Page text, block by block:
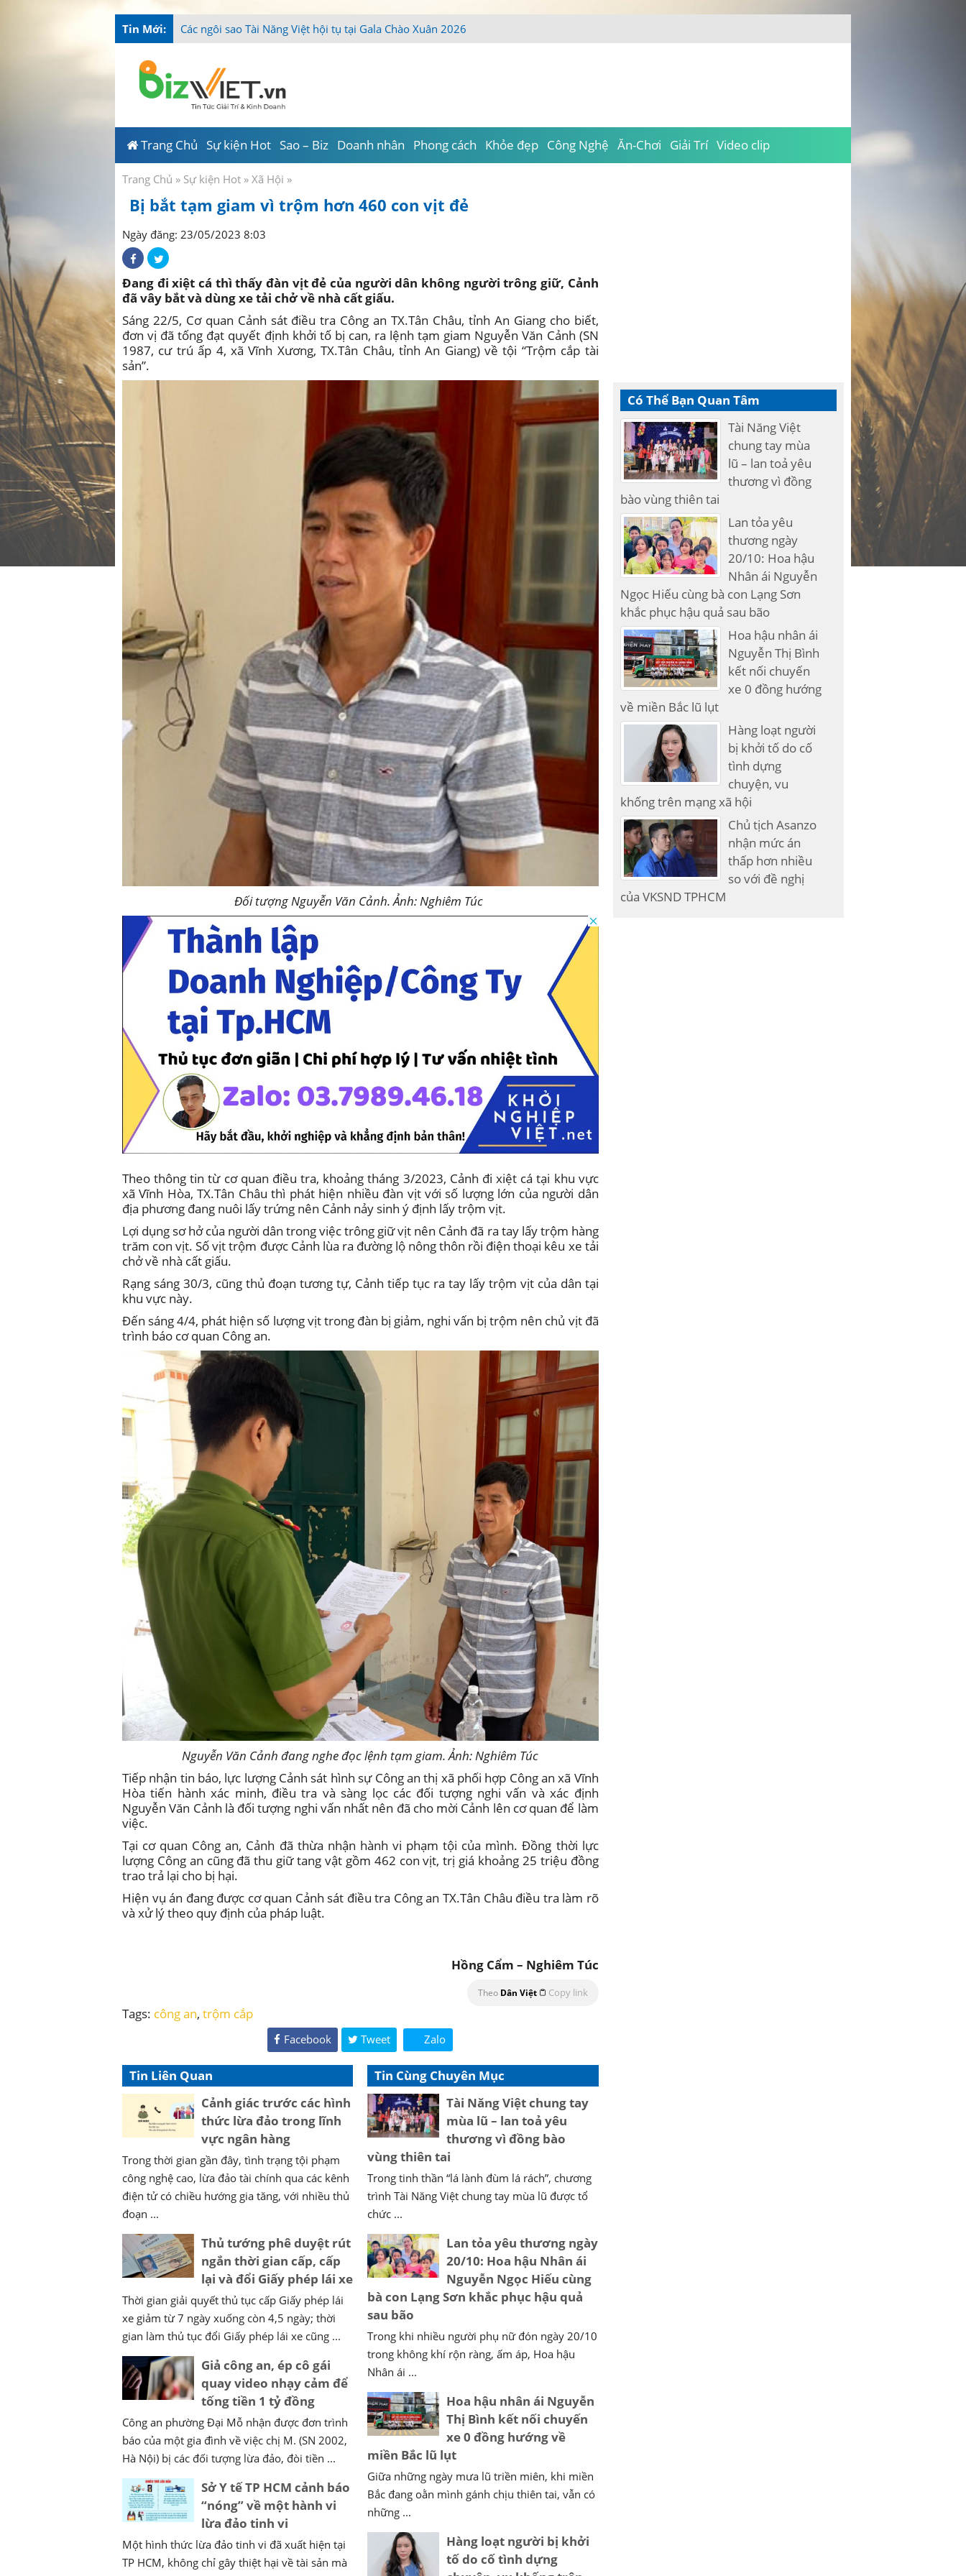
Tin Mới: Tài Năng -
Trang Chủ Sự kiện Hot Sao – Biz Doanh nhân Phong cách Khỏe đẹp Công Nghệ Ăn-Chơi Giải Trí Video clip
Trang Chủ » Sự kiện Hot » Xã Hội »
Bị bắt tạm giam vì trộm hơn 460 con vịt đẻ
Ngày đăng: 23/05/2023 8:03
Đang đi xiệt cá thì thấy đàn vịt đẻ của người dân không người trông giữ, Cảnh
đã vây bắt và dùng xe tải chở về nhà cất giấu.
Sáng 22/5, Cơ quan Cảnh sát điều tra Công an TX.Tân Châu, tỉnh An Giang cho biết,
đơn vị đã tống đạt quyết định khởi tố bị can, ra lệnh tạm giam Nguyễn Văn Cảnh (SN
1987, cư trú ấp 4, xã Vĩnh Xương, TX.Tân Châu, tỉnh An Giang) về tội “Trộm cắp tài
sản”.
Đối tượng Nguyễn Văn Cảnh. Ảnh: Nghiêm Túc
Theo thông tin từ cơ quan điều tra, khoảng tháng 3/2023, Cảnh đi xiệt cá tại khu vực
xã Vĩnh Hòa, TX.Tân Châu thì phát hiện nhiều đàn vịt với số lượng lớn của người dân
địa phương đang nuôi lấy trứng nên Cảnh nảy sinh ý định lấy trộm vịt.
Lợi dụng sơ hở của người dân trong việc trông giữ vịt nên Cảnh đã ra tay lấy trộm hàng
trăm con vịt. Số vịt trộm được Cảnh lùa ra đường lộ nông thôn rồi điện thoại kêu xe tải
chở về nhà cất giấu.
Rạng sáng 30/3, cũng thủ đoạn tương tự, Cảnh tiếp tục ra tay lấy trộm vịt của dân tại
khu vực này.
Đến sáng 4/4, phát hiện số lượng vịt trong đàn bị giảm, nghi vấn bị trộm nên chủ vịt đã
trình báo cơ quan Công an.
Nguyễn Văn Cảnh đang nghe đọc lệnh tạm giam. Ảnh: Nghiêm Túc
Tiếp nhận tin báo, lực lượng Cảnh sát hình sự Công an thị xã phối hợp Công an xã Vĩnh
Hòa tiến hành xác minh, điều tra và sàng lọc các đối tượng nghi vấn và xác định
Nguyễn Văn Cảnh là đối tượng nghi vấn nhất nên đã cho mời Cảnh lên cơ quan để làm
việc.
Tại cơ quan Công an, Cảnh đã thừa nhận hành vi phạm tội của mình. Đồng thời lực
lượng Công an cũng đã thu giữ tang vật gồm 462 con vịt, trị giá khoảng 25 triệu đồng
trao trả lại cho bị hại.
Hiện vụ án đang được cơ quan Cảnh sát điều tra Công an TX.Tân Châu điều tra làm rõ
và xử lý theo quy định của pháp luật.
Hồng Cẩm – Nghiêm Túc
Theo Dân Việt Copy link
Tags: công an, trộm cắp
Facebook Tweet Zalo
Tin Liên Quan
Cảnh giác trước các hình
thức lừa đảo trong lĩnh
vực ngân hàng
Trong thời gian gần đây, tình trạng tội phạm
công nghệ cao, lừa đảo tài chính qua các kênh
điện tử có chiều hướng gia tăng, với nhiều thủ
đoạn ...
Thủ tướng phê duyệt rút
ngắn thời gian cấp, cấp
lại và đổi Giấy phép lái xe
Thời gian giải quyết thủ tục cấp Giấy phép lái
xe giảm từ 7 ngày xuống còn 4,5 ngày; thời
gian làm thủ tục đổi Giấy phép lái xe cũng ...
Giả công an, ép cô gái
quay video nhạy cảm để
tống tiền 1 tỷ đồng
Công an phường Đại Mỗ nhận được đơn trình
báo của một gia đình về việc chị M. (SN 2002,
Hà Nội) bị các đối tượng lừa đảo, đòi tiền ...
Sở Y tế TP HCM cảnh báo
“nóng” về một hành vi
lừa đảo tinh vi
Một hình thức lừa đảo tinh vi đã xuất hiện tại
TP HCM, không chỉ gây thiệt hại về tài sản mà
Tin Cùng Chuyên Mục
Tài Năng Việt chung tay
mùa lũ – lan toả yêu
thương vì đồng bào
vùng thiên tai
Trong tinh thần “lá lành đùm lá rách”, chương
trình Tài Năng Việt chung tay mùa lũ được tổ
chức ...
Lan tỏa yêu thương ngày
20/10: Hoa hậu Nhân ái
Nguyễn Ngọc Hiếu cùng
bà con Lạng Sơn khắc phục hậu quả
sau bão
Trong khi nhiều người phụ nữ đón ngày 20/10
trong không khí rộn ràng, ấm áp, Hoa hậu
Nhân ái ...
Hoa hậu nhân ái Nguyễn
Thị Bình kết nối chuyến
xe 0 đồng hướng về
miền Bắc lũ lụt
Giữa những ngày mưa lũ triền miên, khi miền
Bắc đang oằn mình gánh chịu thiên tai, vẫn có
những ...
Hàng loạt người bị khởi
tố do cố tình dựng
Có Thể Bạn Quan Tâm
Tài Năng Việt
chung tay mùa
lũ – lan toả yêu
thương vì đồng
bào vùng thiên tai
Lan tỏa yêu
thương ngày
20/10: Hoa hậu
Nhân ái Nguyễn
Ngọc Hiếu cùng bà con Lạng Sơn
khắc phục hậu quả sau bão
Hoa hậu nhân ái
Nguyễn Thị Bình
kết nối chuyến
xe 0 đồng hướng
về miền Bắc lũ lụt
Hàng loạt người
bị khởi tố do cố
tình dựng
chuyện, vu
khống trên mạng xã hội
Chủ tịch Asanzo
nhận mức án
thấp hơn nhiều
so với đề nghị
của VKSND TPHCM